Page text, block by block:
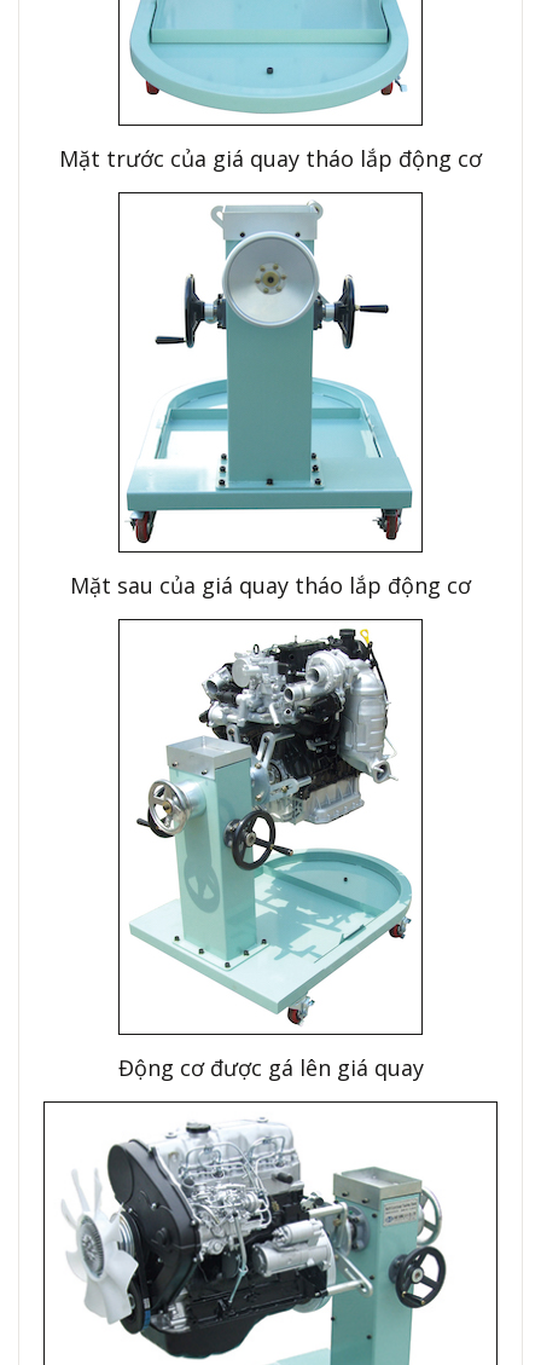
Mặt trước của giá quay tháo lắp động cơ
Mặt sau của giá quay tháo lắp động cơ
Động cơ được gá lên giá quay